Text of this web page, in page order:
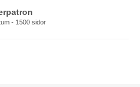
- 1500 sidor